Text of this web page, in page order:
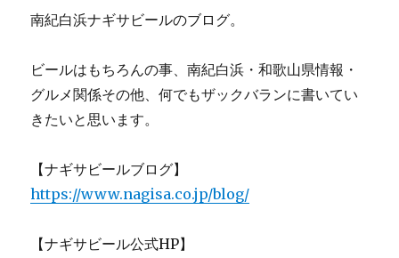
南紀白浜ナギサビールのブログ。
ビールはもちろんの事、南紀白浜・和歌山県情報・
グルメ関係その他、何でもザックバランに書いてい
きたいと思います。
【ナギサビールブログ】
https://www.nagisa.co.jp/blog/
【ナギサビール公式HP】